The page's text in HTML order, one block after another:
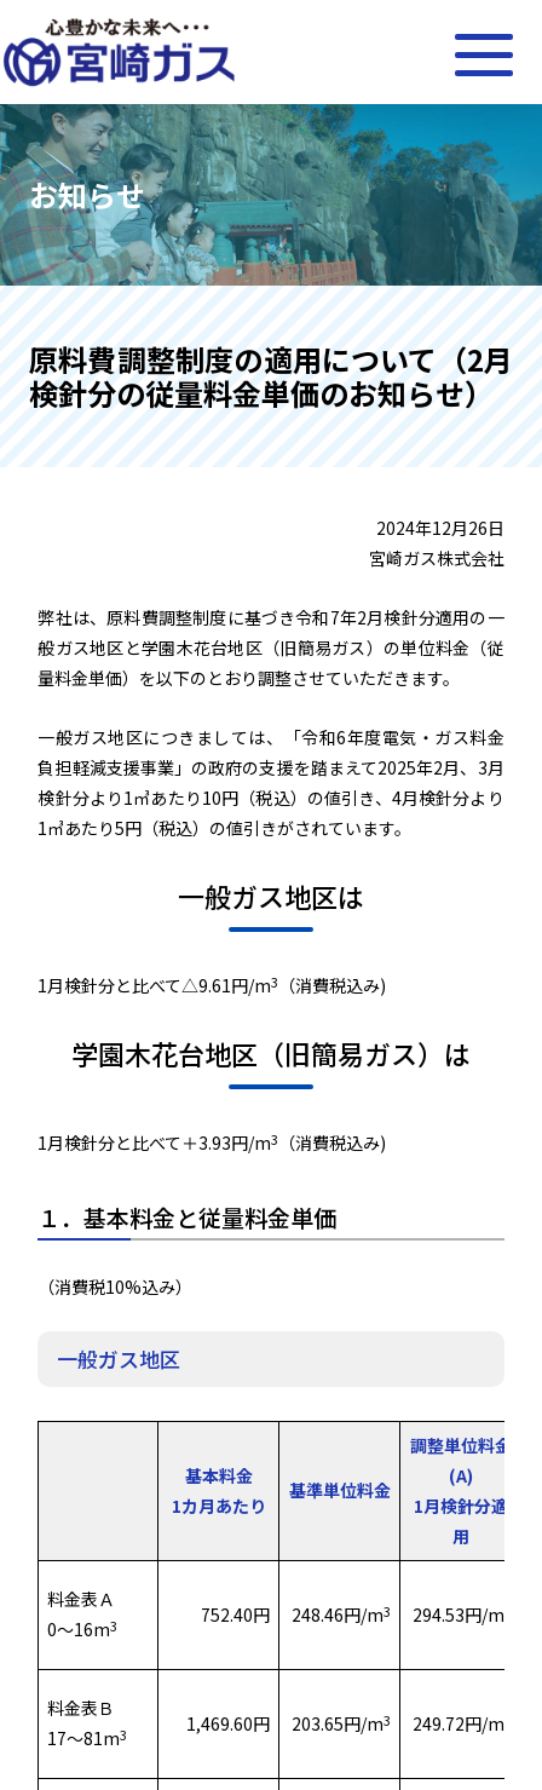
お知らせ
原料費調整制度の適用について（2月
検針分の従量料金単価のお知らせ）
2024年12月26日
宮崎ガス株式会社
弊社は、原料費調整制度に基づき令和7年2月検針分適用の一
般ガス地区と学園木花台地区（旧簡易ガス）の単位料金（従
量料金単価）を以下のとおり調整させていただきます。
一般ガス地区につきましては、「令和6年度電気・ガス料金
負担軽減支援事業」の政府の支援を踏まえて2025年2月、3月
検針分より1㎥あたり10円（税込）の値引き、4月検針分より
1㎥あたり5円（税込）の値引きがされています。
一般ガス地区は
1月検針分と比べて△9.61円/m3 （消費税込み)
学園木花台地区（旧簡易ガス）は
1月検針分と比べて＋3.93円/m3 （消費税込み)
１．基本料金と従量料金単価
（消費税10%込み）
一般ガス地区
基本料金
1カ月あたり
基準単位料金
調整単位料金
(A)
1月検針分適
用
料金表Ａ
0～16m3 752.40円 248.46円/m3 294.53円/m
料金表Ｂ
17～81m3 1,469.60円 203.65円/m3 249.72円/m